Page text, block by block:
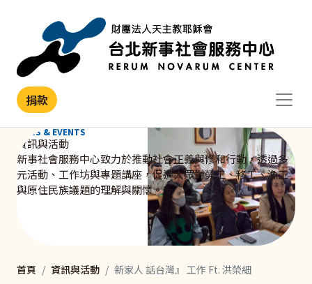
捐款
NEWS & EVENTS
資訊與活動
新事社會服務中心致力於推動社會正義與修和行動，透過多
元活動、工作坊與專題講座，促進大眾對勞工、移工、漁工
與原住民族議題的理解與關懷。
首頁 資訊與活動 新家人 話台灣』 工作 Ft. 洪榮細